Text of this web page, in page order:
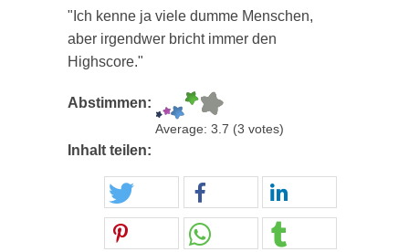
"Ich kenne ja viele dumme Menschen,
aber irgendwer bricht immer den
Highscore."
Abstimmen:
Average: 3.7 (3 votes)
Inhalt teilen: